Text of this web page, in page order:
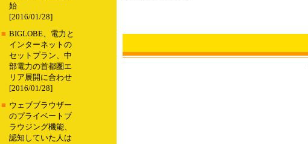
始
[2016/01/28]
■ BIGLOBE、電力と
インターネットの
セットプラン、中
部電力の首都圏エ
リア展開に合わせ
[2016/01/28]
■ ウェブブラウザー
のプライベートブ
ラウジング機能、
認知していた人は